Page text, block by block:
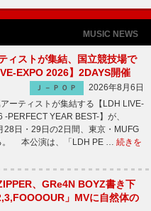
MUSIC NEWS
ィストが集結、国立競技場で
EXPO 2026】2DAYS開催
Ｊ－ＰＯＰ
2026年8月6日
ーティストが集結する【LDH LIVE-
-PERFECT YEAR BEST-】が、
28日・29日の2日間、東京・MUFG
。 本公演は、「LDH PE … 続きを
、GRe4N BOYZ書き下
」MVに自然体の